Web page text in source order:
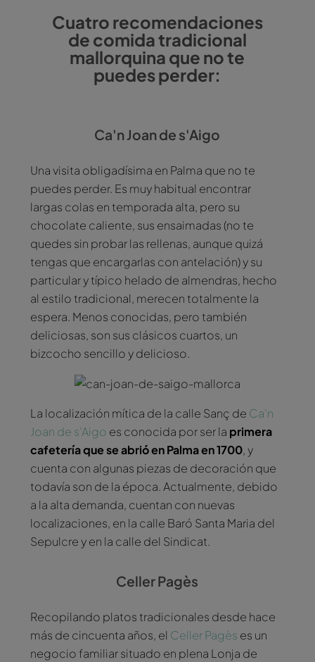
Cuatro recomendaciones
de comida tradicional
mallorquina que no te
puedes perder:
Ca'n Joan de s'Aigo
Una visita obligadísima en Palma que no te
puedes perder. Es muy habitual encontrar
largas colas en temporada alta, pero su
chocolate caliente, sus ensaimadas (no te
quedes sin probar las rellenas, aunque quizá
tengas que encargarlas con antelación) y su
particular y típico helado de almendras, hecho
al estilo tradicional, merecen totalmente la
espera. Menos conocidas, pero también
deliciosas, son sus clásicos cuartos, un
bizcocho sencillo y delicioso.
La localización mítica de la calle Sanç de Ca’n
Joan de s’Aigo es conocida por ser la primera
cafetería que se abrió en Palma en 1700, y
cuenta con algunas piezas de decoración que
todavía son de la época. Actualmente, debido
a la alta demanda, cuentan con nuevas
localizaciones, en la calle Baró Santa Maria del
Sepulcre y en la calle del Sindicat.
Celler Pagès
Recopilando platos tradicionales desde hace
más de cincuenta años, el Celler Pagès es un
negocio familiar situado en plena Lonja de